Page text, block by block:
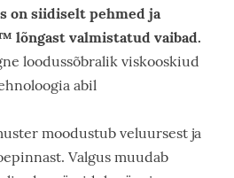
on siidiselt pehmed ja
lõngast valmistatud vaibad.
loodussõbralik viskooskiud
abil
moodustub veluursest ja
Valgus muudab